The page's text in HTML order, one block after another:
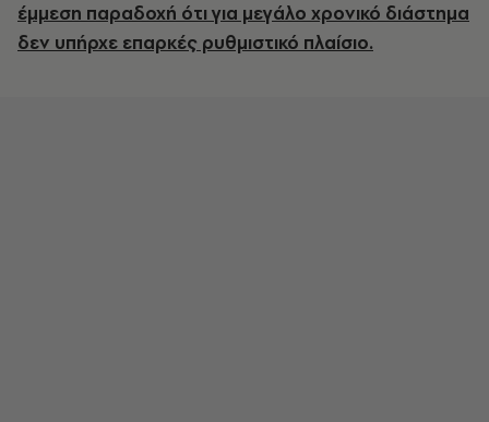
έμμεση παραδοχή ότι για μεγάλο χρονικό διάστημα
δεν υπήρχε επαρκές ρυθμιστικό πλαίσιο.